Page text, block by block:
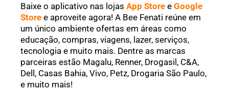
Baixe o aplicativo nas lojas App Store e Google
Store e aproveite agora! A Bee Fenati reúne em
um único ambiente ofertas em áreas como
educação, compras, viagens, lazer, serviços,
tecnologia e muito mais. Dentre as marcas
parceiras estão Magalu, Renner, Drogasil, C&A,
Dell, Casas Bahia, Vivo, Petz, Drogaria São Paulo,
e muito mais!